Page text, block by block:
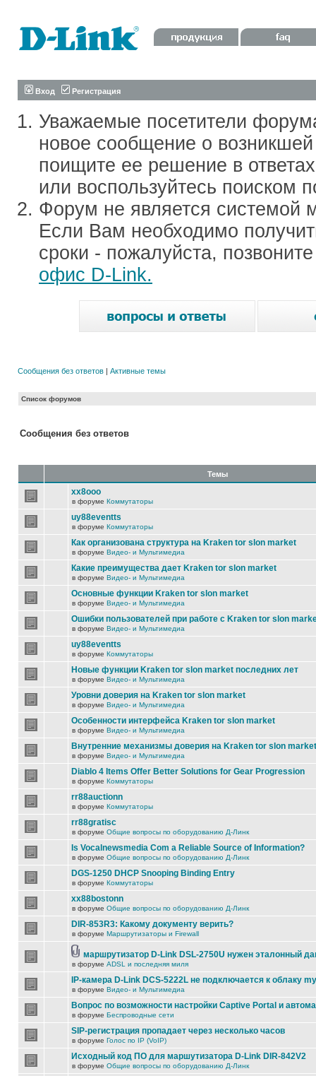
Вход Регистрация
Уважаемые посетители
новое сообщение о
поищите ее решение в
или воспользуйтесь поиском
Форум не является системой
Если Вам необходимо
сроки - пожалуйста,
офис D-Link.
Сообщения без ответов | Активные темы
Список форумов
Сообщения без ответов
Темы
xx8ooo
в форуме Коммутаторы
uy88eventts
в форуме Коммутаторы
Как организована структура на Kraken tor slon market
в форуме Видео- и Мультимедиа
Какие преимущества дает Kraken tor slon market
в форуме Видео- и Мультимедиа
Основные функции Kraken tor slon market
в форуме Видео- и Мультимедиа
Ошибки пользователей при работе с Kraken tor slon
в форуме Видео- и Мультимедиа
uy88eventts
в форуме Коммутаторы
Новые функции Kraken tor slon market последних лет
в форуме Видео- и Мультимедиа
Уровни доверия на Kraken tor slon market
в форуме Видео- и Мультимедиа
Особенности интерфейса Kraken tor slon market
в форуме Видео- и Мультимедиа
Внутренние механизмы доверия на Kraken tor slon market
в форуме Видео- и Мультимедиа
Diablo 4 Items Offer Better Solutions for Gear Progression
в форуме Коммутаторы
rr88auctionn
в форуме Коммутаторы
rr88gratisc
в форуме Общие вопросы по оборудованию Д-Линк
Is Vocalnewsmedia Com a Reliable Source of Information?
в форуме Общие вопросы по оборудованию Д-Линк
DGS-1250 DHCP Snooping Binding Entry
в форуме Коммутаторы
xx88bostonn
в форуме Общие вопросы по оборудованию Д-Линк
DIR-853R3: Какому документу верить?
в форуме Маршрутизаторы и Firewall
маршрутизатор D-Link DSL-2750U нужен эталонный
в форуме ADSL и последняя миля
IP-камера D-Link DCS-5222L не подключается к облаку
в форуме Видео- и Мультимедиа
Вопрос по возможности настройки Captive Portal и
в форуме Беспроводные сети
SIP-регистрация пропадает через несколько часов
в форуме Голос по IP (VoIP)
Исходный код ПО для маршутизатора D-Link DIR-842V2
в форуме Общие вопросы по оборудованию Д-Линк